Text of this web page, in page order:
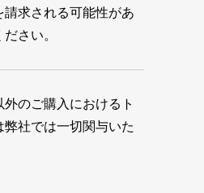
請求される可能性があ
さい。
のご購入におけるト
弊社では一切関与いた